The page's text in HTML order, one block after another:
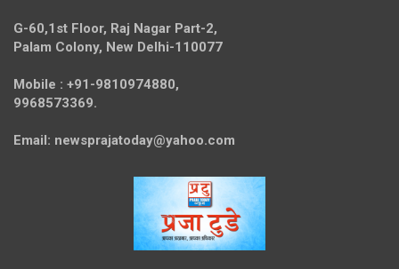
G-60,1st Floor, Raj Nagar Part-2,
Palam Colony, New Delhi-110077
Mobile : +91-9810974880,
9968573369.
Email: newsprajatoday@yahoo.com